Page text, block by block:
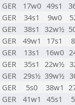
GER 17w0 49s1
GER 34s1 9w0
GER 38s1 32w½
GER 49w1 17s1
GER 13s1 16w0
GER 35s1 22w½
GER 29s½ 39w½
GER 5s0 38w1
GER 41w1 45s1